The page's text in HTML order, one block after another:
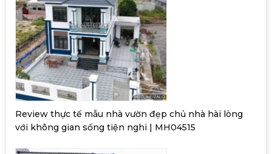
Review thực tế mẫu nhà vườn đẹp chủ nhà hài lòng
với không gian sống tiện nghi | MH04515